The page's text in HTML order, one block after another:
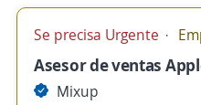
Se precisa Urgente
Asesor de ventas
Mixup